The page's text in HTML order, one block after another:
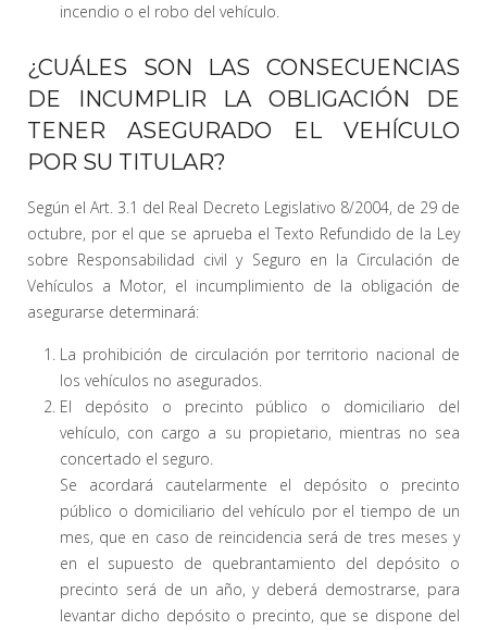
incendio o el robo del vehículo.
¿CUÁLES SON LAS CONSECUENCIAS
DE INCUMPLIR LA OBLIGACIÓN DE
TENER ASEGURADO EL VEHÍCULO
POR SU TITULAR?
Según el Art. 3.1 del Real Decreto Legislativo 8/2004, de 29 de
octubre, por el que se aprueba el Texto Refundido de la Ley
sobre Responsabilidad civil y Seguro en la Circulación de
Vehículos a Motor, el incumplimiento de la obligación de
asegurarse determinará:
La prohibición de circulación por territorio nacional de
los vehículos no asegurados.
El depósito o precinto público o domiciliario del
vehículo, con cargo a su propietario, mientras no sea
concertado el seguro.
Se acordará cautelarmente el depósito o precinto
público o domiciliario del vehículo por el tiempo de un
mes, que en caso de reincidencia será de tres meses y
en el supuesto de quebrantamiento del depósito o
precinto será de un año, y deberá demostrarse, para
levantar dicho depósito o precinto, que se dispone del